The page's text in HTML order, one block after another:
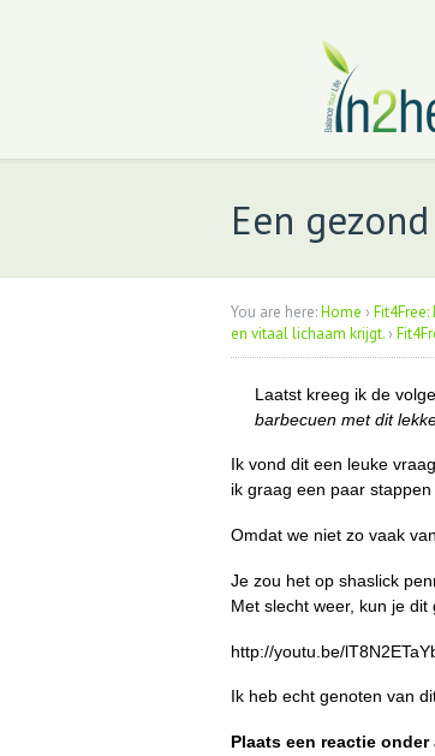
Een
You are here:Home ›
en vitaal lichaam krijgt. ›
Laatst kreeg ik de
barbecuen met dit
Ik vond dit een leuke
ik graag een paar stappen
Omdat we niet zo vaak
Je zou het op shaslick
Met slecht weer, kun je dit
http://youtu.be/
Ik heb echt genoten van
Plaats een reactie